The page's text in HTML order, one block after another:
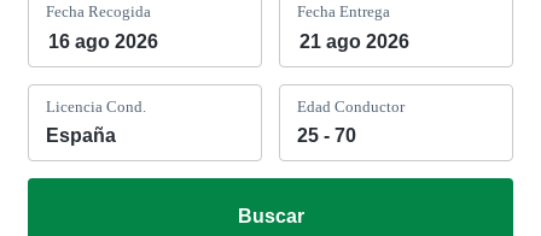
Licencia Cond. Edad Conductor
Fecha Recogida Fecha Entrega
Buscar